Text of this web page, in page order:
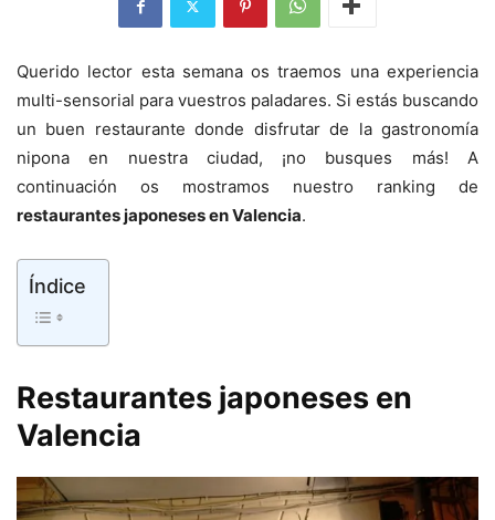
Querido lector esta semana os traemos una experiencia
multi-sensorial para vuestros paladares. Si estás buscando
un buen restaurante donde disfrutar de la gastronomía
nipona en nuestra ciudad, ¡no busques más! A
continuación os mostramos nuestro ranking de
restaurantes japoneses en Valencia.
Índice
Restaurantes japoneses en
Valencia